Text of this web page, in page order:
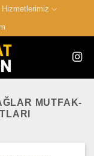
Hizmetlerimiz
MUTFAK-